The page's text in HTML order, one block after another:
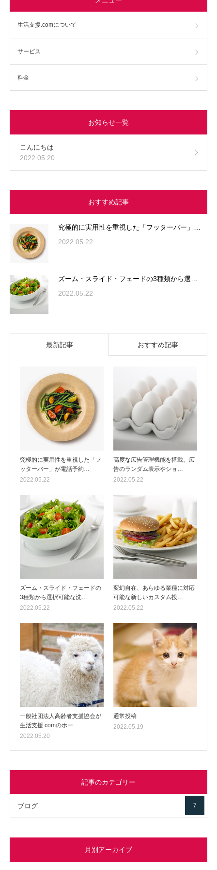
生活支援.comについて
サービス
料金
お知らせ一覧
こんにちは
2022.05.20
おすすめ記事
究極的に実用性を重視した「フッターバー」…
2022.05.22
ズーム・スライド・フェードの3種類から選…
2022.05.22
最新記事 おすすめ記事
究極的に実用性を重視した「フ
ッターバー」が電話予約…
2022.05.22
高度な広告管理機能を搭載。広
告のランダム表示やショ…
2022.05.22
ズーム・スライド・フェードの
3種類から選択可能な洗…
2022.05.22
変幻自在、あらゆる業種に対応
可能な新しいカスタム投…
2022.05.22
一般社団法人高齢者支援協会が
生活支援.comのホー…
2022.05.20
通常投稿
2022.05.19
記事のカテゴリー
ブログ 7
月別アーカイブ